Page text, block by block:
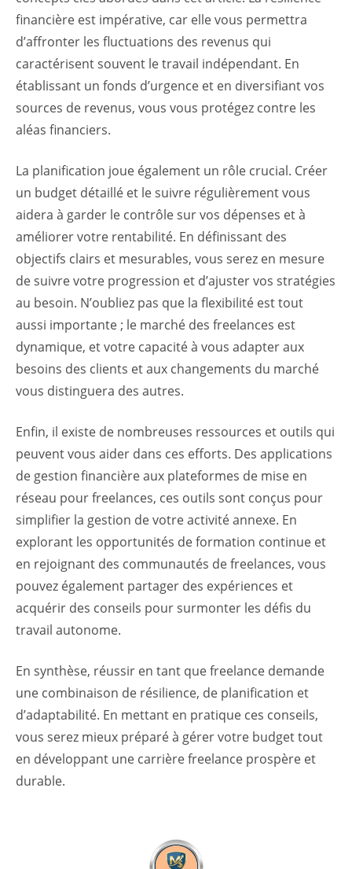
financière est impérative, car elle vous permettra
d’affronter les fluctuations des revenus qui
caractérisent souvent le travail indépendant. En
établissant un fonds d’urgence et en diversifiant vos
sources de revenus, vous vous protégez contre les
aléas financiers.
La planification joue également un rôle crucial. Créer
un budget détaillé et le suivre régulièrement vous
aidera à garder le contrôle sur vos dépenses et à
améliorer votre rentabilité. En définissant des
objectifs clairs et mesurables, vous serez en mesure
de suivre votre progression et d’ajuster vos stratégies
au besoin. N’oubliez pas que la flexibilité est tout
aussi importante ; le marché des freelances est
dynamique, et votre capacité à vous adapter aux
besoins des clients et aux changements du marché
vous distinguera des autres.
Enfin, il existe de nombreuses ressources et outils qui
peuvent vous aider dans ces efforts. Des applications
de gestion financière aux plateformes de mise en
réseau pour freelances, ces outils sont conçus pour
simplifier la gestion de votre activité annexe. En
explorant les opportunités de formation continue et
en rejoignant des communautés de freelances, vous
pouvez également partager des expériences et
acquérir des conseils pour surmonter les défis du
travail autonome.
En synthèse, réussir en tant que freelance demande
une combinaison de résilience, de planification et
d’adaptabilité. En mettant en pratique ces conseils,
vous serez mieux préparé à gérer votre budget tout
en développant une carrière freelance prospère et
durable.